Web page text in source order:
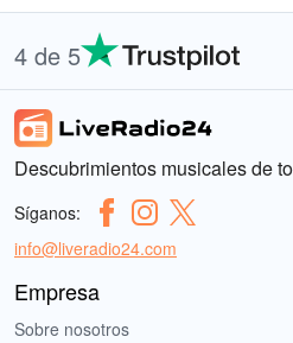
4 de 5
Descubrimientos musicales de
Síganos:
info@liveradio24.com
Empresa
Sobre nosotros